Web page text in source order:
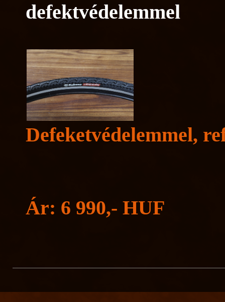
defektvédelemmel
Defeketvédelemmel,
Ár: 6 990,- HUF